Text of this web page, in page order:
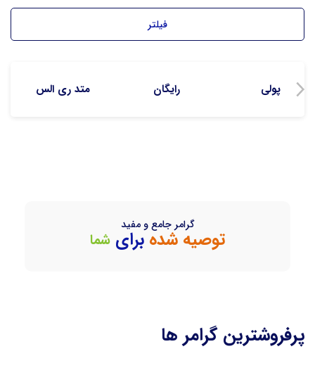
متد ری الس رایگان پولی
گرامر جامع و مفید
توصیه شدهبرای شما
پرفروشترین گرامر ها
فیلتر